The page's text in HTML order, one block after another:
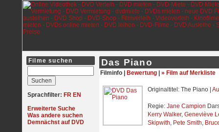
Filme suchen
Sprachfilter: FR EN
Erweiterte Suche
Was andere suchen
Demnächst auf DVD
Das Piano
Filminfo | Bewertung » Film auf Merkliste
Originaltitel: The Piano |
Regie: Jane Campion
Kerry Walker, Geneviève
Skipwith, Pete Smith,